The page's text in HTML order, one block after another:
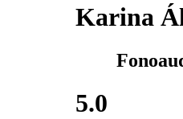
Karina
5.0